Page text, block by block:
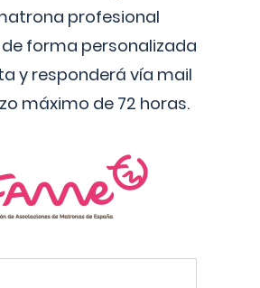
profesional
forma personalizada
y responderá vía mail
máximo de 72 horas.